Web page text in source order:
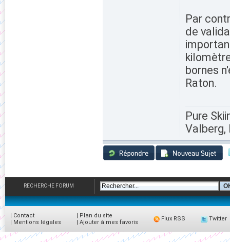
Par
de
bornes
Raton.
Pure
Valberg,
RECHERCHE FORUM
| Contact
| Mentions légales
| Plan du site
| Ajouter à mes favoris
Flux RSS Twitter